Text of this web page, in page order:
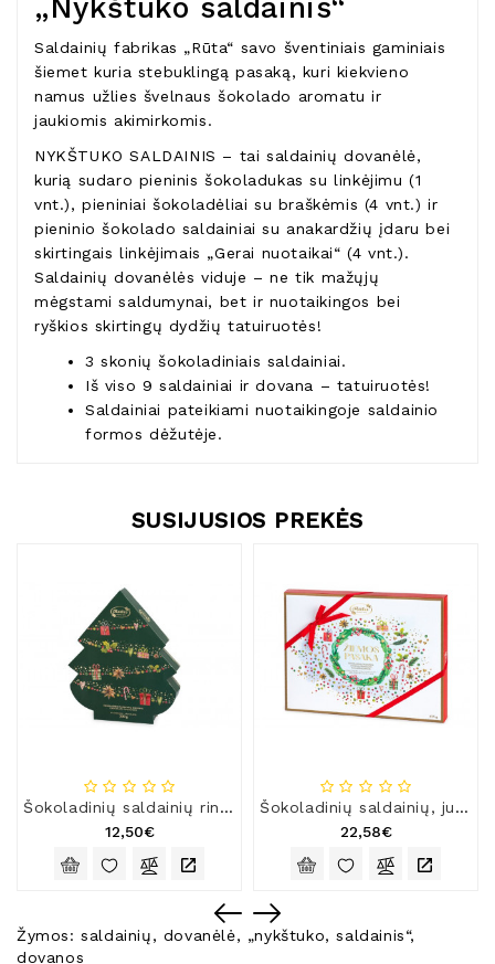
„Nykštuko saldainis“
Saldainių fabrikas „Rūta“ savo šventiniais gaminiais
šiemet kuria stebuklingą pasaką, kuri kiekvieno
namus užlies švelnaus šokolado aromatu ir
jaukiomis akimirkomis.
NYKŠTUKO SALDAINIS – tai saldainių dovanėlė,
kurią sudaro pieninis šokoladukas su linkėjimu (1
vnt.), pieniniai šokoladėliai su braškėmis (4 vnt.) ir
pieninio šokolado saldainiai su anakardžių įdaru bei
skirtingais linkėjimais „Gerai nuotaikai“ (4 vnt.).
Saldainių dovanėlės viduje – ne tik mažųjų
mėgstami saldumynai, bet ir nuotaikingos bei
ryškios skirtingų dydžių tatuiruotės!
3 skonių šokoladiniais saldainiai.
Iš viso 9 saldainiai ir dovana – tatuiruotės!
Saldainiai pateikiami nuotaikingoje saldainio
formos dėžutėje.
SUSIJUSIOS PREKĖS
Šokoladinių saldainių rinkinys „Eglutė“
12,50€
Šokoladinių saldainių, juodojo šokolado ir dražė kolekcija „Žiemos pasaka“
22,58€
Žymos:saldainių, dovanėlė, „nykštuko,saldainis“,
dovanos